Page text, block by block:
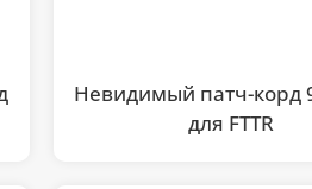
Невидимый патч-корд
для FTTR